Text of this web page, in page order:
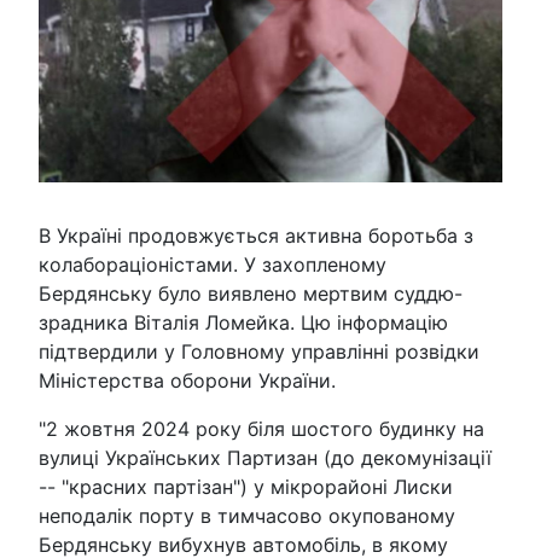
В Україні продовжується активна боротьба з
колабораціоністами. У захопленому
Бердянську було виявлено мертвим суддю-
зрадника Віталія Ломейка. Цю інформацію
підтвердили у Головному управлінні розвідки
Міністерства оборони України.
"2 жовтня 2024 року біля шостого будинку на
вулиці Українських Партизан (до декомунізації
-- "красних партізан") у мікрорайоні Лиски
неподалік порту в тимчасово окупованому
Бердянську вибухнув автомобіль, в якому